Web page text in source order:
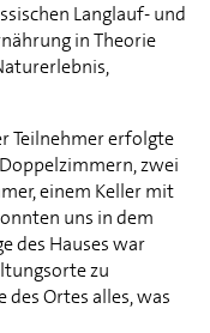
Langlauf- und
in Theorie
Teilnehmer erfolgte
zwei
einem Keller mit
uns in dem
des Hauses war
zu
Ortes alles, was